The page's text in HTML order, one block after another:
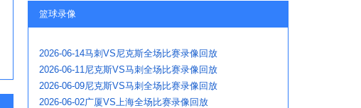
篮球录像
2026-06-14马刺VS尼克斯全场比赛录像回放
2026-06-11尼克斯VS马刺全场比赛录像回放
2026-06-09尼克斯VS马刺全场比赛录像回放
2026-06-02广厦VS上海全场比赛录像回放